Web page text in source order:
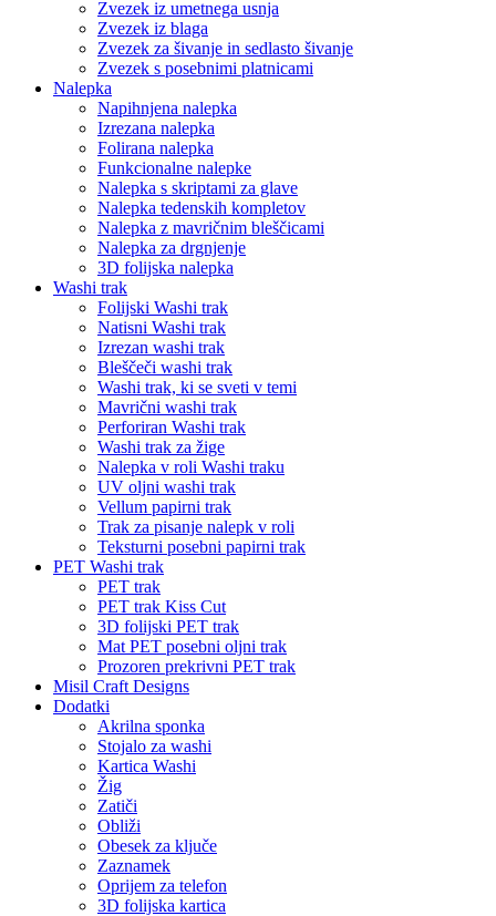
Zvezek iz umetnega usnja
Zvezek iz blaga
Zvezek za šivanje in sedlasto šivanje
Zvezek s posebnimi platnicami
Nalepka
Napihnjena nalepka
Izrezana nalepka
Folirana nalepka
Funkcionalne nalepke
Nalepka s skriptami za glave
Nalepka tedenskih kompletov
Nalepka z mavričnim bleščicami
Nalepka za drgnjenje
3D folijska nalepka
Washi trak
Folijski Washi trak
Natisni Washi trak
Izrezan washi trak
Bleščeči washi trak
Washi trak, ki se sveti v temi
Mavrični washi trak
Perforiran Washi trak
Washi trak za žige
Nalepka v roli Washi traku
UV oljni washi trak
Vellum papirni trak
Trak za pisanje nalepk v roli
Teksturni posebni papirni trak
PET Washi trak
PET trak
PET trak Kiss Cut
3D folijski PET trak
Mat PET posebni oljni trak
Prozoren prekrivni PET trak
Misil Craft Designs
Dodatki
Akrilna sponka
Stojalo za washi
Kartica Washi
Žig
Zatiči
Obliži
Obesek za ključe
Zaznamek
Oprijem za telefon
3D folijska kartica